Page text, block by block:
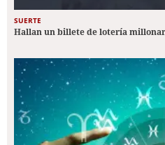
SUERTE
Hallan un billete de lotería